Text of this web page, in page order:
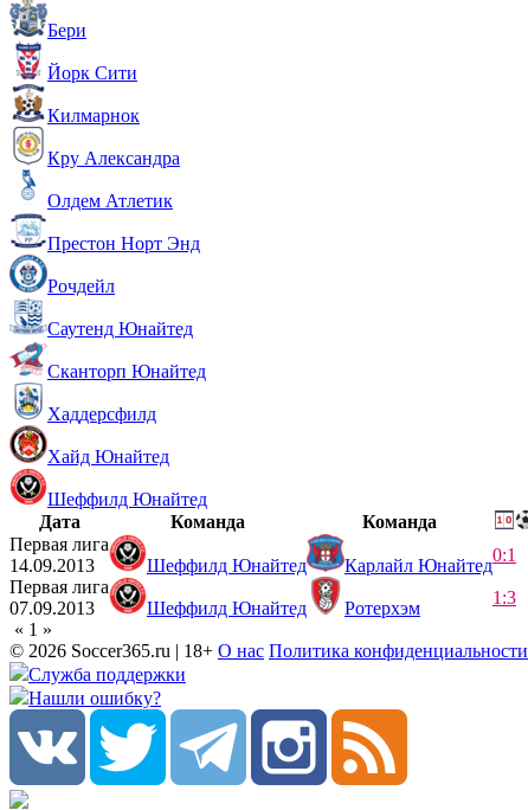
Бери
Йорк Сити
Килмарнок
Кру Александра
Олдем Атлетик
Престон Норт Энд
Рочдейл
Саутенд Юнайтед
Сканторп Юнайтед
Хаддерсфилд
Хайд Юнайтед
Шеффилд Юнайтед
Дата
Команда
Команда
Первая лига
14.09.2013
Шеффилд Юнайтед Карлайл Юнайтед
0:1
Первая лига
07.09.2013
Шеффилд Юнайтед Ротерхэм
1:3
« 1 »
© 2026 Soccer365.ru | 18+ О нас Политика конфиденциальности
Служба поддержки
Нашли ошибку?